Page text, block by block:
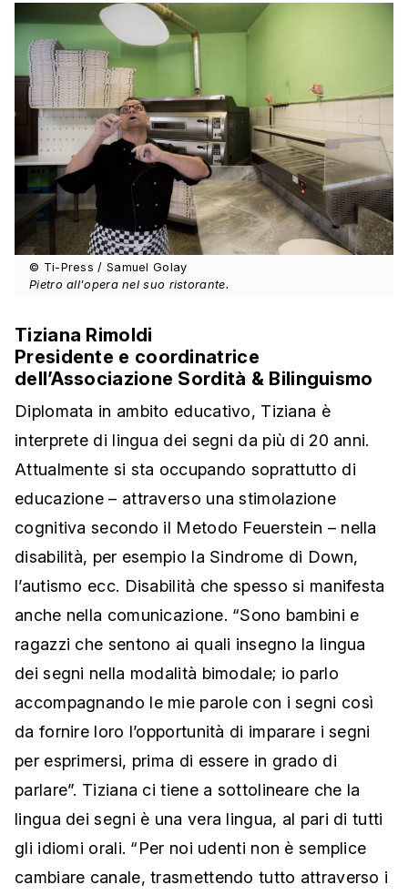
© Ti-Press / Samuel Golay
Pietro all'opera nel suo ristorante.
Tiziana Rimoldi
Presidente e coordinatrice
dell’Associazione Sordità & Bilinguismo
Diplomata in ambito educativo, Tiziana è
interprete di lingua dei segni da più di 20 anni.
Attualmente si sta occupando soprattutto di
educazione – attraverso una stimolazione
cognitiva secondo il Metodo Feuerstein – nella
disabilità, per esempio la Sindrome di Down,
l’autismo ecc. Disabilità che spesso si manifesta
anche nella comunicazione. “Sono bambini e
ragazzi che sentono ai quali insegno la lingua
dei segni nella modalità bimodale; io parlo
accompagnando le mie parole con i segni così
da fornire loro l’opportunità di imparare i segni
per esprimersi, prima di essere in grado di
parlare”. Tiziana ci tiene a sottolineare che la
lingua dei segni è una vera lingua, al pari di tutti
gli idiomi orali. “Per noi udenti non è semplice
cambiare canale, trasmettendo tutto attraverso i